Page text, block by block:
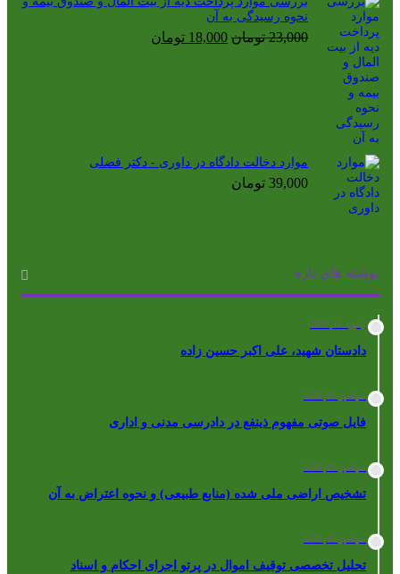
نحوه رسیدگی به آن
23,000 تومانقیمت
18,000 تومانقیمت
موارد دخالت دادگاه در داوری - دکتر فضلی
39,000 تومان
نوشته های تازه
ژانویه 11, 2026
دادستان شهید، علی اکبر حسین زاده
سپتامبر 29, 2024
فایل صوتی مفهوم ذینفع در دادرسی مدنی و اداری
سپتامبر 22, 2024
تشخیص اراضی ملی شده (منابع طبیعی) و نحوه اعتراض به آن
سپتامبر 15, 2024
تحلیل تخصصی توقیف اموال در پرتو اجرای احکام و اسناد